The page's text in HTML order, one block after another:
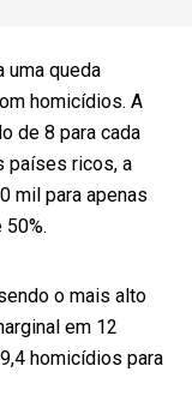
uma queda
homicídios. A
de 8 para cada
países ricos, a
mil para apenas
o mais alto
em 12
homicídios para